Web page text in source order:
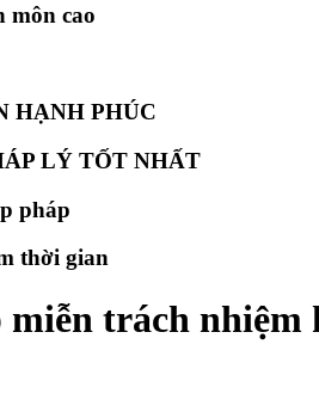
môn cao
HẠNH PHÚC
LÝ TỐT NHẤT
pháp
thời gian
trách